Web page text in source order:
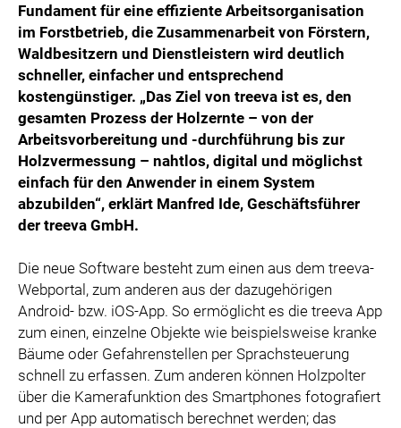
Fundament für eine effiziente Arbeitsorganisation
im Forstbetrieb, die Zusammenarbeit von Förstern,
Waldbesitzern und Dienstleistern wird deutlich
schneller, einfacher und entsprechend
kostengünstiger. „Das Ziel von treeva ist es, den
gesamten Prozess der Holzernte – von der
Arbeitsvorbereitung und -durchführung bis zur
Holzvermessung – nahtlos, digital und möglichst
einfach für den Anwender in einem System
abzubilden“, erklärt Manfred Ide, Geschäftsführer
der treeva GmbH.
Die neue Software besteht zum einen aus dem treeva-
Webportal, zum anderen aus der dazugehörigen
Android- bzw. iOS-App. So ermöglicht es die treeva App
zum einen, einzelne Objekte wie beispielsweise kranke
Bäume oder Gefahrenstellen per Sprachsteuerung
schnell zu erfassen. Zum anderen können Holzpolter
über die Kamerafunktion des Smartphones fotografiert
und per App automatisch berechnet werden; das